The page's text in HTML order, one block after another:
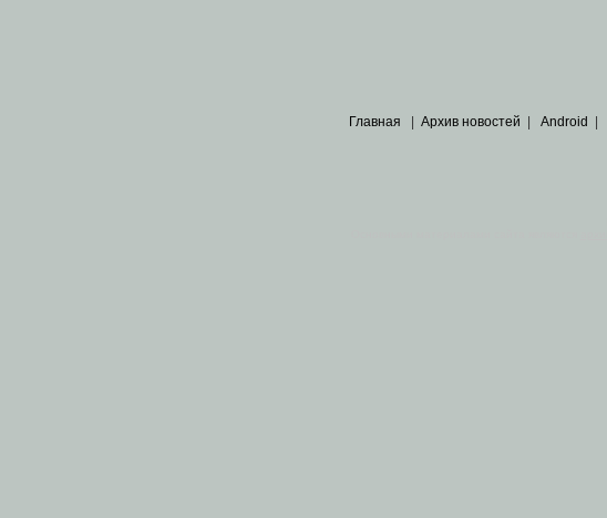
Главная | Архив новостей | Android |